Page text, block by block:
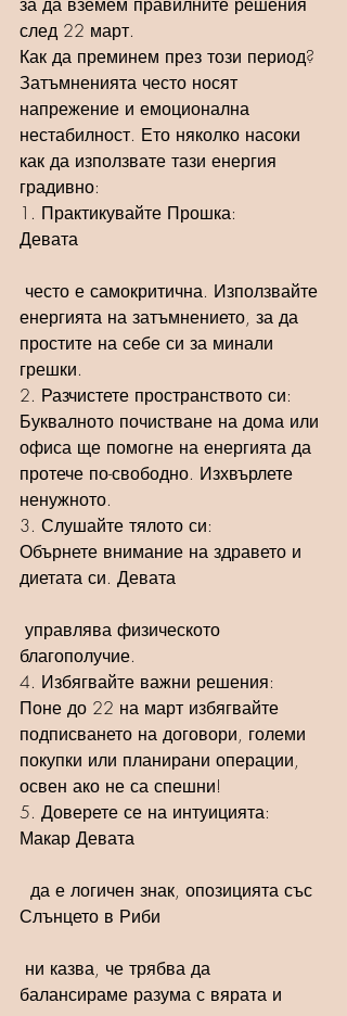
след 22 март.
Как да преминем през този период?
Затъмненията често носят
напрежение и емоционална
нестабилност. Ето няколко насоки
как да използвате тази енергия
градивно:
1. Практикувайте Прошка:
Девата
често е самокритична. Използвайте
енергията на затъмнението, за да
простите на себе си за минали
грешки.
2. Разчистете пространството си:
Буквалното почистване на дома или
офиса ще помогне на енергията да
протече по-свободно. Изхвърлете
ненужното.
3. Слушайте тялото си:
Обърнете внимание на здравето и
диетата си. Девата
управлява физическото
благополучие.
4. Избягвайте важни решения:
Поне до 22 на март избягвайте
подписването на договори, големи
покупки или планирани операции,
освен ако не са спешни!
5. Доверете се на интуицията:
Макар Девата
да е логичен знак, опозицията със
Слънцето в Риби
ни казва, че трябва да
балансираме разума с вярата и